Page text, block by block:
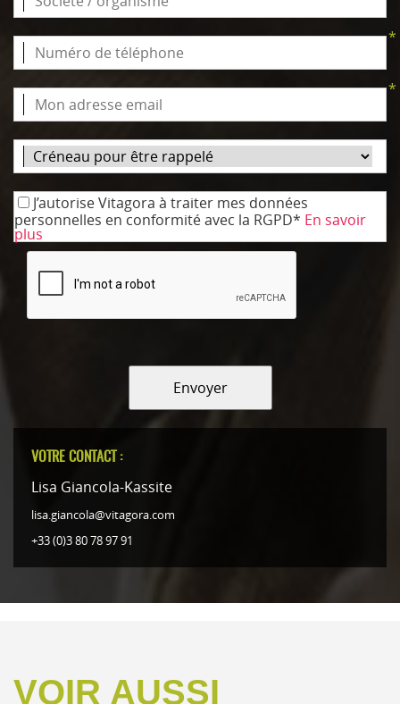
*
*
J’autorise Vitagora à traiter mes données
personnelles en conformité avec la RGPD* En savoir
plus
Envoyer
VOTRE CONTACT :
Lisa Giancola-Kassite
lisa.giancola@vitagora.com
+33 (0)3 80 78 97 91
VOIR AUSSI